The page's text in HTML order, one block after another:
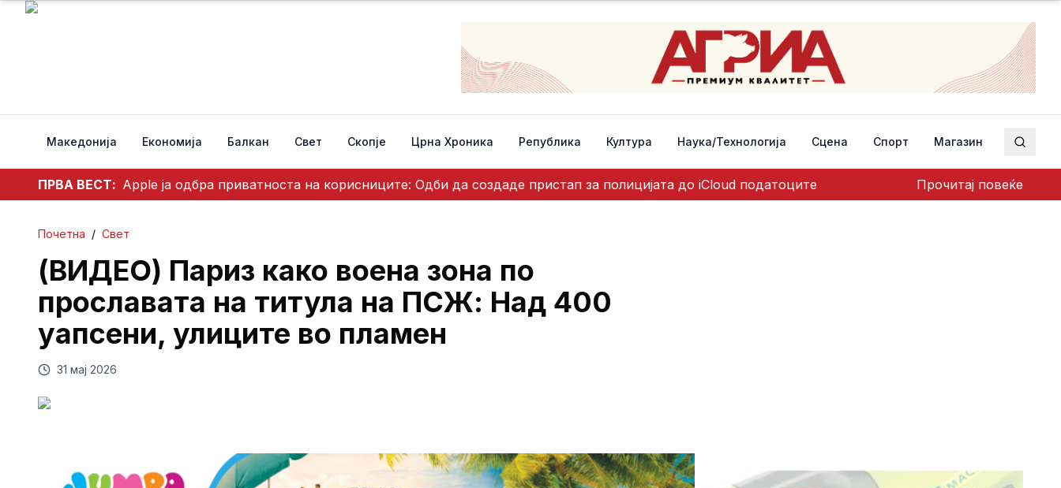
Македонија Економија Балкан Свет Скопје Црна Хроника Република Култура Наука/Технологија Сцена Спорт Магазин
ПРВА ВЕСТ: Apple ја одбра приватноста на корисниците: Одби да создаде пристап за полицијата до iCloud податоците Прочитај повеќе
Почетна / Свет
(ВИДЕО) Париз како воена зона по
прославата на титула на ПСЖ: Над 400
уапсени, улиците во пламен
31 мај 2026